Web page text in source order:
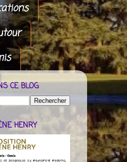
CE BLOG
HENRY